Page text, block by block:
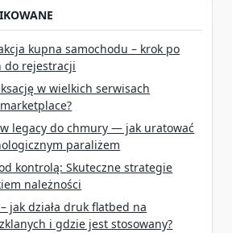
kupna samochodu – krok po
do rejestracji
w wielkich serwisach
legacy do chmury — jak uratować
paraliżem
kontrolą: Skuteczne strategie
należności
jak działa druk flatbed na
i gdzie jest stosowany?